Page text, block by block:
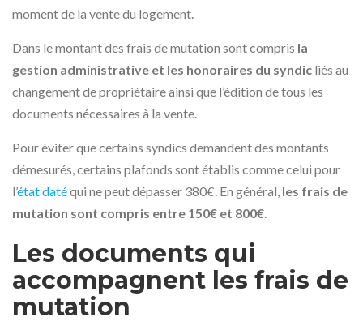
moment de la vente du logement.
Dans le montant des frais de mutation sont compris la
gestion administrative et les honoraires du syndic liés au
changement de propriétaire ainsi que l’édition de tous les
documents nécessaires à la vente.
Pour éviter que certains syndics demandent des montants
démesurés, certains plafonds sont établis comme celui pour
l’état datéqui ne peut dépasser 380€. En général, les frais de
mutation sont compris entre 150€ et 800€.
Les documents qui
accompagnent les frais de
mutation